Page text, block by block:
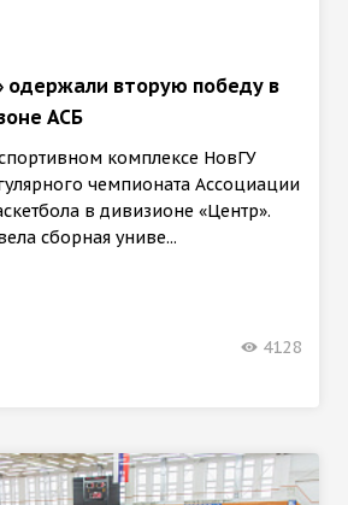
одержали вторую победу в
АСБ
комплексе НовГУ
чемпионата Ассоциации
в дивизионе «Центр».
сборная униве...
4128